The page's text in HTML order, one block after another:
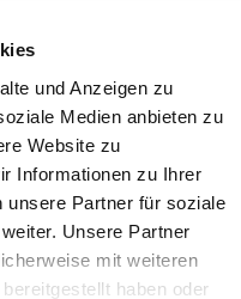
und Anzeigen zu
Medien anbieten zu
Website zu
Informationen zu Ihrer
unsere Partner für soziale
Unsere Partner
mit weiteren
haben oder
0 pcs.
320×1620×800 mm
€